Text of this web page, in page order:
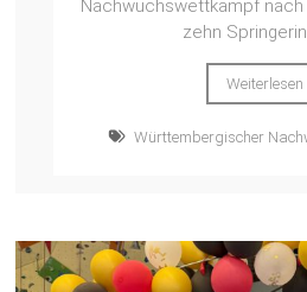
Nachwuchswettkampf
zehn
Weiterlesen
Württembergischer